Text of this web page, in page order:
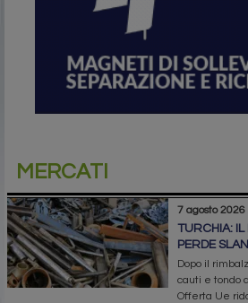
MERCATI
7 agosto 2026
TURCHIA: IL
PERDE
Dopo il
cauti e tondo
Offerta Ue